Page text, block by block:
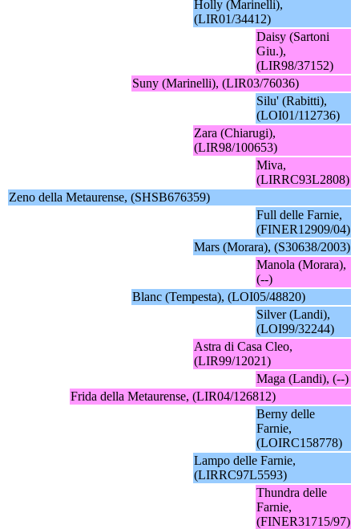
Holly (Marinelli),
(LIR01/34412)
Daisy (Sartoni
Giu.),
(LIR98/37152)
Suny (Marinelli), (LIR03/76036)
Silu' (Rabitti),
(LOI01/112736)
Zara (Chiarugi),
(LIR98/100653)
Miva,
(LIRRC93L2808)
Zeno della Metaurense, (SHSB676359)
Full delle Farnie,
(FINER12909/04)
Mars (Morara), (S30638/2003)
Manola (Morara),
(--)
Blanc (Tempesta), (LOI05/48820)
Silver (Landi),
(LOI99/32244)
Astra di Casa Cleo,
(LIR99/12021)
Maga (Landi), (--)
Frida della Metaurense, (LIR04/126812)
Berny delle
Farnie,
(LOIRC158778)
Lampo delle Farnie,
(LIRRC97L5593)
Thundra delle
Farnie,
(FINER31715/97)